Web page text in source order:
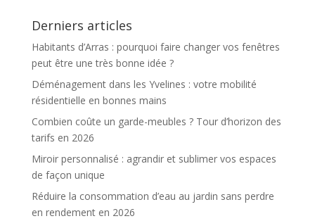
Derniers articles
Habitants d’Arras : pourquoi faire changer vos fenêtres
peut être une très bonne idée ?
Déménagement dans les Yvelines : votre mobilité
résidentielle en bonnes mains
Combien coûte un garde-meubles ? Tour d’horizon des
tarifs en 2026
Miroir personnalisé : agrandir et sublimer vos espaces
de façon unique
Réduire la consommation d’eau au jardin sans perdre
en rendement en 2026